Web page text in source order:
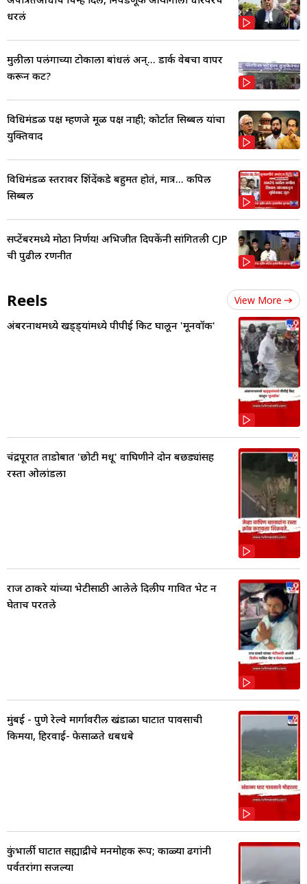
धरलं
मुलीला पलंगाच्या टोकाला बांधलं अन्... डार्क वेबचा वापर
करून कट?
विधिमंडळ पक्ष म्हणजे मूळ पक्ष नाही; कोर्टात सिब्बल यांचा
युक्तिवाद
विधिमंडळ स्तरावर शिंदेंकडे बहुमत होतं, मात्र... कपिल
सिब्बल
सप्टेंबरमध्ये मोठा निर्णय! अभिजीत दिपकेंनी सांगितली CJP
ची पुढील रणनीत
Reels View More
अंबरनाथमध्ये खड्ड्यांमध्ये पीपीई किट घालून 'मूनवॉक'
चंद्रपूरात ताडोबात 'छोटी मधू' वाघिणीने दोन बछड्यांसह
रस्ता ओलांडला
राज ठाकरे यांच्या भेटीसाठी आलेले दिलीप गावित भेट न
घेताच परतले
मुंबई - पुणे रेल्वे मार्गावरील खंडाळा घाटात पावसाची
किमया, हिरवाई- फेसाळते धबधबे
कुंभार्ली घाटात सह्याद्रीचे मनमोहक रूप; काळ्या ढगांनी
पर्वतरांगा सजल्या